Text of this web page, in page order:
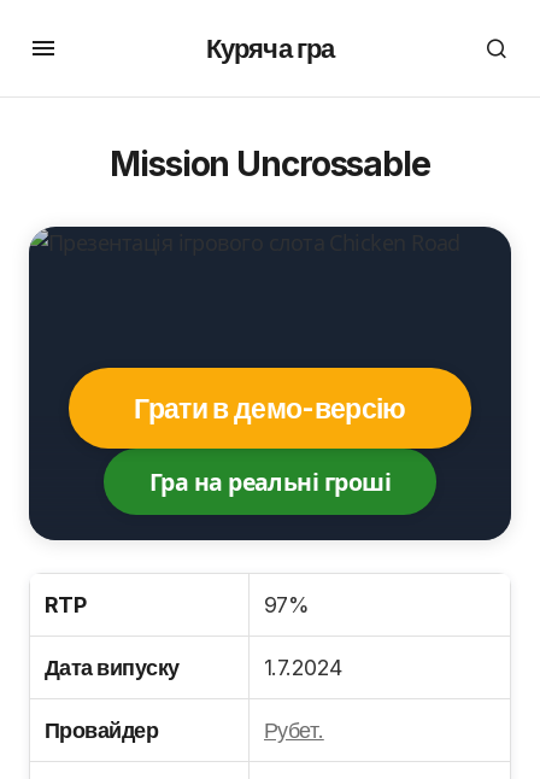
Куряча гра
Mission Uncrossable
Грати в демо-версію
Гра на реальні гроші
RTP 97%
Дата випуску 1.7.2024
Провайдер Рубет.